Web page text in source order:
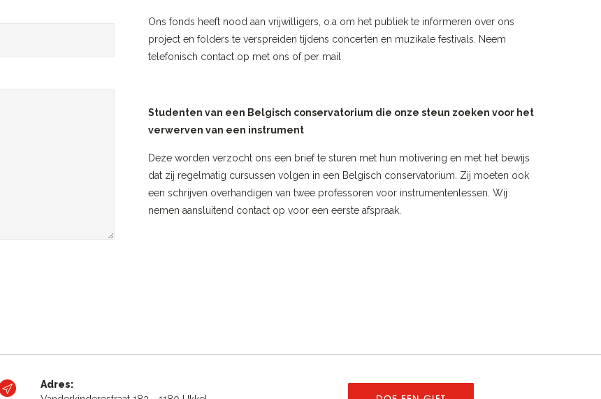
Ons fonds heeft nood aan vrijwilligers, o.a om het publiek te informeren over ons
project en folders te verspreiden tijdens concerten en muzikale festivals. Neem
telefonisch contact op met ons of per mail
Studenten van een Belgisch conservatorium die onze steun zoeken voor het
verwerven van een instrument
Deze worden verzocht ons een brief te sturen met hun motivering en met het bewijs
dat zij regelmatig cursussen volgen in een Belgisch conservatorium. Zij moeten ook
een schrijven overhandigen van twee professoren voor instrumentenlessen. Wij
nemen aansluitend contact op voor een eerste afspraak.
Adres: